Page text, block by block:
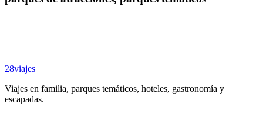
28viajes
Viajes en familia, parques temáticos, hoteles, gastronomía y
escapadas.